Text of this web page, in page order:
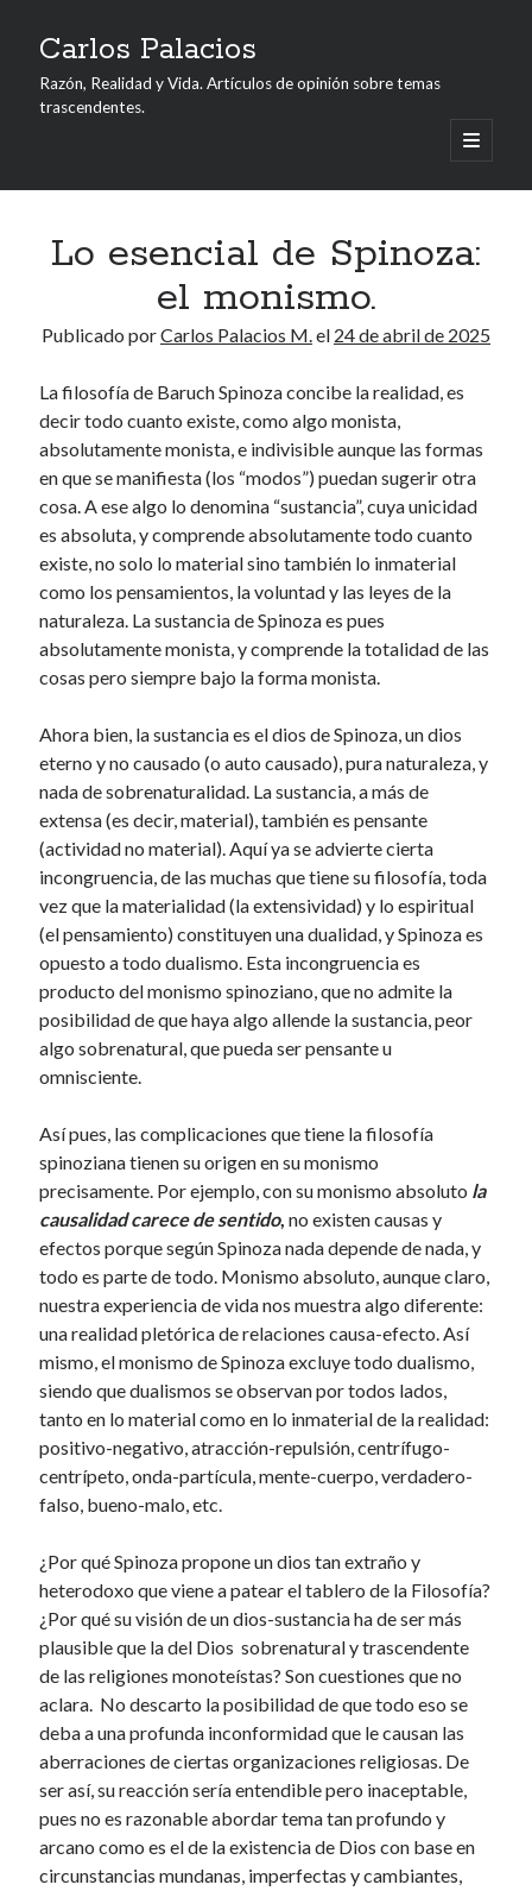
Carlos Palacios
Razón, Realidad y Vida. Artículos de opinión sobre temas
trascendentes.
abrir
menú
Barra
Acerca del Autor
Carlos M. Palacios Maldonado, de nacionalidad ecuatoriana y
profesión economista, es autor de varios ensayos, también ha
sido periodista y profesor universitario en Guayaquil, su ciudad
natal.
Artículos Recientes
Responsabilidad individual.
Poderosas ideas para la vida
Conocer a Dios
Insensatez y pensamiento
Categorías
Filosofí(0)
Filosofía y religión(80)
Filosofía y Religión(5)
Sociología (0)
Varios(0)
Etiquetas
Lo esencial de Spinoza:
el monismo.
Publicado porCarlos Palacios M.el 24 de abril de 2025
La filosofía de Baruch Spinoza concibe la realidad, es
decir todo cuanto existe, como algo monista,
absolutamente monista, e indivisible aunque las formas
en que se manifiesta (los “modos”) puedan sugerir otra
cosa. A ese algo lo denomina “sustancia”, cuya unicidad
es absoluta, y comprende absolutamente todo cuanto
existe, no solo lo material sino también lo inmaterial
como los pensamientos, la voluntad y las leyes de la
naturaleza. La sustancia de Spinoza es pues
absolutamente monista, y comprende la totalidad de las
cosas pero siempre bajo la forma monista.
Ahora bien, la sustancia es el dios de Spinoza, un dios
eterno y no causado (o auto causado), pura naturaleza, y
nada de sobrenaturalidad. La sustancia, a más de
extensa (es decir, material), también es pensante
(actividad no material). Aquí ya se advierte cierta
incongruencia, de las muchas que tiene su filosofía, toda
vez que la materialidad (la extensividad) y lo espiritual
(el pensamiento) constituyen una dualidad, y Spinoza es
opuesto a todo dualismo. Esta incongruencia es
producto del monismo spinoziano, que no admite la
posibilidad de que haya algo allende la sustancia, peor
algo sobrenatural, que pueda ser pensante u
omnisciente.
Así pues, las complicaciones que tiene la filosofía
spinoziana tienen su origen en su monismo
precisamente. Por ejemplo, con su monismo absoluto la
causalidad carece de sentido, no existen causas y
efectos porque según Spinoza nada depende de nada, y
todo es parte de todo. Monismo absoluto, aunque claro,
nuestra experiencia de vida nos muestra algo diferente:
una realidad pletórica de relaciones causa-efecto. Así
mismo, el monismo de Spinoza excluye todo dualismo,
siendo que dualismos se observan por todos lados,
tanto en lo material como en lo inmaterial de la realidad:
positivo-negativo, atracción-repulsión, centrífugo-
centrípeto, onda-partícula, mente-cuerpo, verdadero-
falso, bueno-malo, etc.
¿Por qué Spinoza propone un dios tan extraño y
heterodoxo que viene a patear el tablero de la Filosofía?
¿Por qué su visión de un dios-sustancia ha de ser más
plausible que la del Dios sobrenatural y trascendente
de las religiones monoteístas? Son cuestiones que no
aclara. No descarto la posibilidad de que todo eso se
deba a una profunda inconformidad que le causan las
aberraciones de ciertas organizaciones religiosas. De
ser así, su reacción sería entendible pero inaceptable,
pues no es razonable abordar tema tan profundo y
arcano como es el de la existencia de Dios con base en
circunstancias mundanas, imperfectas y cambiantes,